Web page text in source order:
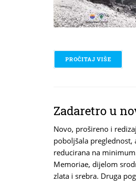
PROČITAJ VIŠE
Zadaretro u
Novo, prošireno i
poboljšala
reducirana na
Memoriae, dijelom
zlata i srebra. Druga